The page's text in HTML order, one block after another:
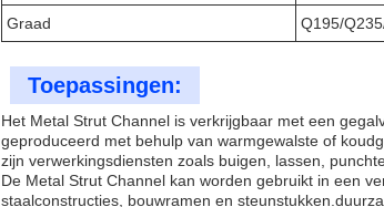
Graad Q195/
Toepassingen:
Het Metal Strut Channel is verkrijgbaar met een
geproduceerd met behulp van warmgewalste of
zijn verwerkingsdiensten zoals buigen, lassen,
De Metal Strut Channel kan worden gebruikt in een
staalconstructies, bouwramen en